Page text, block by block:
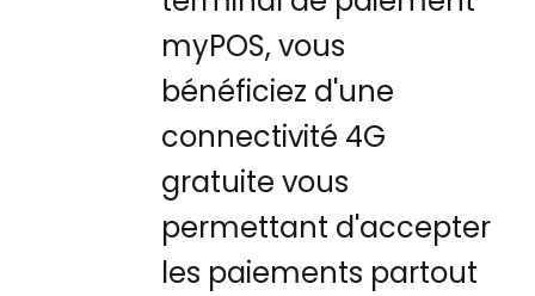
myPOS, vous
bénéficiez d'une
connectivité 4G
gratuite vous
permettant d'accepter
les paiements partout